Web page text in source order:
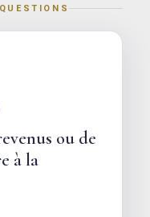
ou de
à la